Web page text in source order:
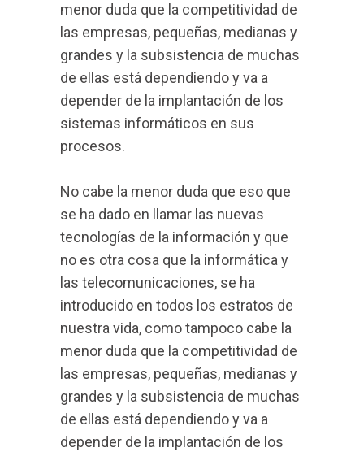
menor duda que la competitividad de
las empresas, pequeñas, medianas y
grandes y la subsistencia de muchas
de ellas está dependiendo y va a
depender de la implantación de los
sistemas informáticos en sus
procesos.
No cabe la menor duda que eso que
se ha dado en llamar las nuevas
tecnologías de la información y que
no es otra cosa que la informática y
las telecomunicaciones, se ha
introducido en todos los estratos de
nuestra vida, como tampoco cabe la
menor duda que la competitividad de
las empresas, pequeñas, medianas y
grandes y la subsistencia de muchas
de ellas está dependiendo y va a
depender de la implantación de los